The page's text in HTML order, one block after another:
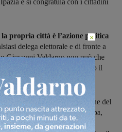
e si congratula con i cittadini
propria città è l’azione politica
delega elettorale e di fronte a
Giovanni Valdarno non può che
comitati che stanno dedicando il
più ampio: la mobilità".
questione:
"La creazione del
principale di tutta la diatriba,
Oltrarno verso il centro
×